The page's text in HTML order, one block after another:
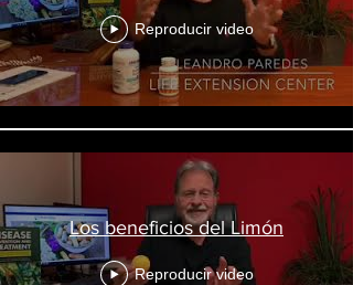
Reproducir video
Los beneficios del Limón
Reproducir video